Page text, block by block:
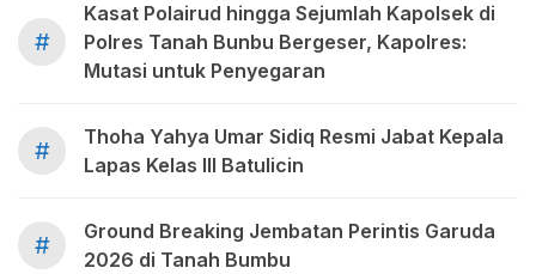
#
Kasat Polairud hingga Sejumlah Kapolsek di
Polres Tanah Bunbu Bergeser, Kapolres:
Mutasi untuk Penyegaran
#
Thoha Yahya Umar Sidiq Resmi Jabat Kepala
Lapas Kelas III Batulicin
#
Ground Breaking Jembatan Perintis Garuda
2026 di Tanah Bumbu